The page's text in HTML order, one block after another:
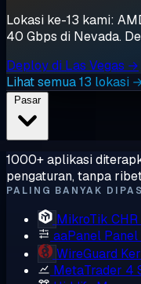
Lokasi ke-13 kami:
40 Gbps di Nevada.
Deploy di Las Vegas →
Lihat semua 13 lokasi
Pasar
1000+ aplikasi
pengaturan, tanpa
PALING BANYAK
MikroTik CHR
aaPanel
WireGuard
MetaTrader 4